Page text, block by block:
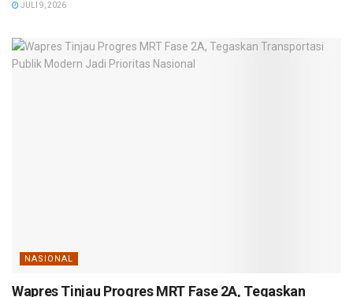
JULI 9, 2026
NASIONAL
Wapres Tinjau Progres MRT Fase 2A, Tegaskan